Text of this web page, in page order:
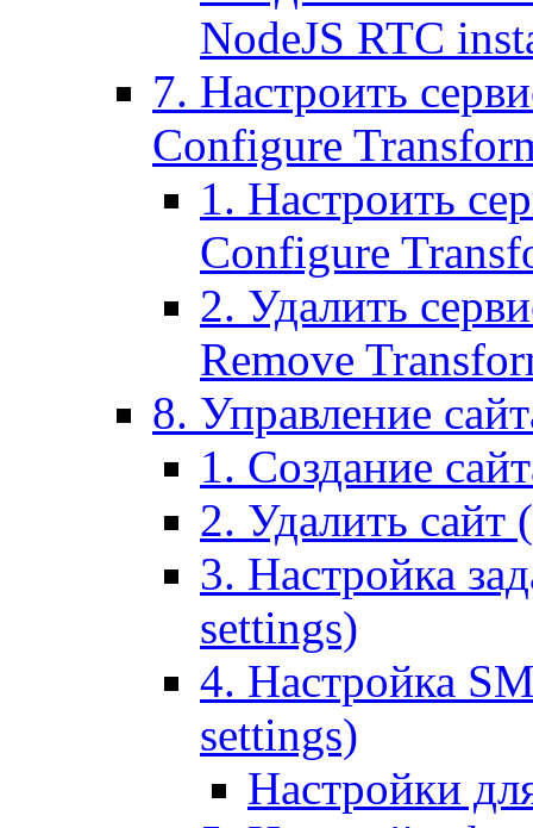
NodeJS RTC
7. Настроить
Configure
1. Настроить
Configure
2. Удалить
Remove
8. Управление
1. Создание
2. Удалить сайт
3. Настройка
settings)
4. Настройка
settings)
Настройки